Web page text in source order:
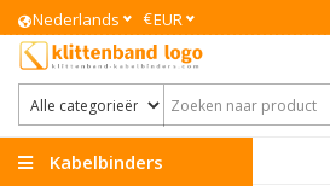
Nederlands €EUR
Kabelbinders